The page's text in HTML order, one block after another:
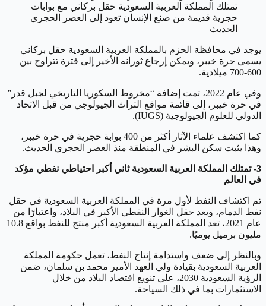
تمتلك المملكة العربية السعودية حقل بركاني مع بوابات
حجرية قديمة من صنع الإنسان تعود إلى العصر الحجري
الحديث
يوجد في محافظة الحزم بالمملكة العربية السعودية حقل بركاني
يسمى حرة خيبر، ويمكن إرجاع ثورانه الأخير إلى فترة تتراوح بين
600-700 ميلادية.
وفي عام 2022، تمت إضافة “مخروط السكوريا التاريخي لجبل قدر”
في حرة خيبر، إلى قائمة مواقع التراث الجيولوجي من قبل الاتحاد
الدولي للعلوم الجيولوجية (IUGS).
كما اكتشف علماء الآثار أكثر من 400 بوابة حجرية في حرة خيبر،
وهذا يثبت سكن البشر في المنطقة منذ العصر الحجري الحديث.
3- تمتلك المملكة العربية السعودية ثاني أكبر احتياطي نفطي مؤكد
في العالم
تم اكتشاف النفط لأول مرة في المملكة العربية السعودية في حقل
نفط الدمام، ويعد حقل الغوار النفطي الأكبر في البلاد، واعتبارًا من
عام 2021، تعد المملكة العربية السعودية أكبر منتج للنفط بواقع 10.8
مليون برميل يوميًا.
وبالنظر إلى ضعف واستدامة إنتاج النفط، تعمل حكومة المملكة
العربية السعودية بقيادة ولي العهد الأمير محمد بن سلمان، ضمن
الرؤية السعودية 2030، على تنويع اقتصاد البلاد من خلال
الاستثمارات بما في ذلك السياحة.